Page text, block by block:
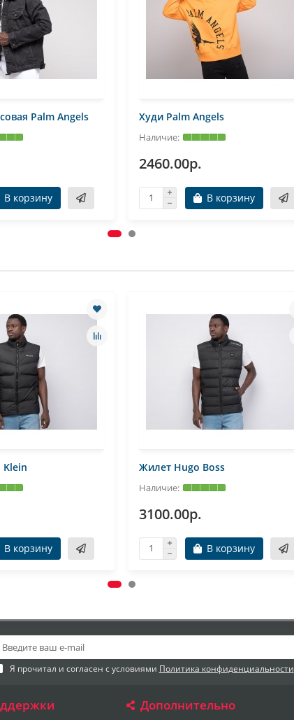
Palm Angels
В корзину
Худи Palm Angels
2460.00р.
В корзину
В корзину
Жилет Hugo Boss
3100.00р.
В корзину
Я прочитал и согласен с условиями Политика конфиденциальности
Дополнительно